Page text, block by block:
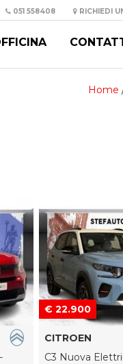
051 558408 RICHIEDI
Home
€ 22.900
CITROEN
C3 Nuova